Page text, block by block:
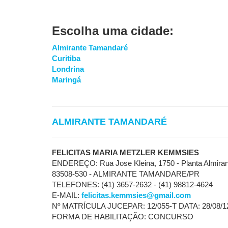
Escolha uma cidade:
Almirante Tamandaré
Curitiba
Londrina
Maringá
ALMIRANTE TAMANDARÉ
FELICITAS MARIA METZLER KEMMSIES
ENDEREÇO: Rua Jose Kleina, 1750 - Planta
83508-530 - ALMIRANTE TAMANDARE/PR
TELEFONES: (41) 3657-2632 - (41) 98812-4624
E-MAIL: felicitas.kemmsies@gmail.com
Nº MATRÍCULA JUCEPAR: 12/055-T DATA: 28/08/
FORMA DE HABILITAÇÃO: CONCURSO